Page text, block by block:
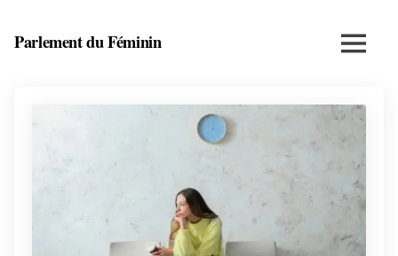
Parlement du Féminin Menu